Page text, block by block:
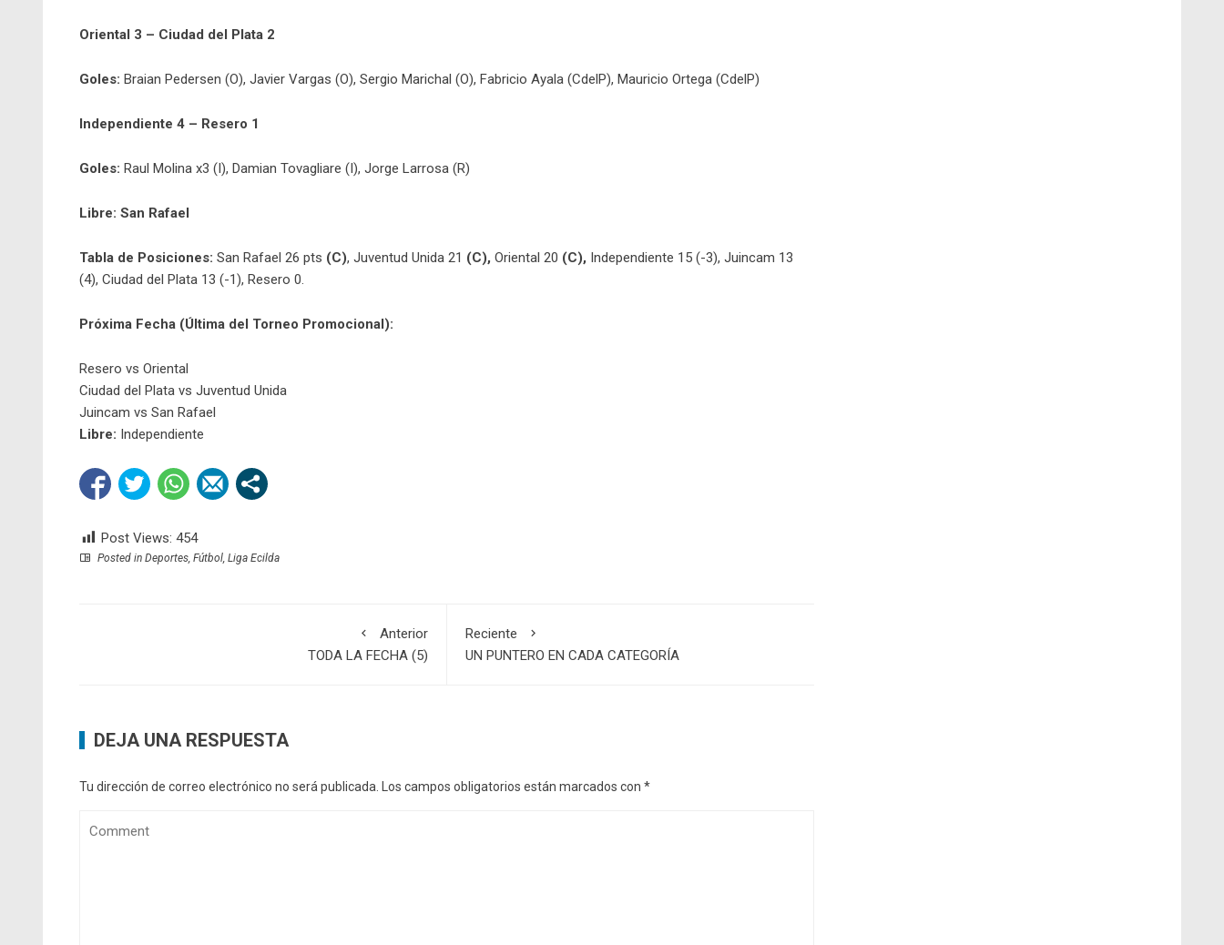
Oriental 3 – Ciudad del Plata 2
Goles: Braian Pedersen (O), Javier Vargas (O), Sergio Marichal (O), Fabricio Ayala (CdelP), Mauricio Ortega (CdelP)
Independiente 4 – Resero 1
Goles: Raul Molina x3 (I), Damian Tovagliare (I), Jorge Larrosa (R)
Libre: San Rafael
Tabla de Posiciones: San Rafael 26 pts (C), Juventud Unida 21 (C), Oriental 20 (C), Independiente 15 (-3), Juincam 13
(4), Ciudad del Plata 13 (-1), Resero 0.
Próxima Fecha (Última del Torneo Promocional):
Resero vs Oriental
Ciudad del Plata vs Juventud Unida
Juincam vs San Rafael
Libre: Independiente
Post Views: 454
Posted in Deportes, Fútbol, Liga Ecilda
Anterior
TODA LA FECHA (5)
Reciente
UN PUNTERO EN CADA CATEGORÍA
DEJA UNA RESPUESTA
Tu dirección de correo electrónico no será publicada. Los campos obligatorios están marcados con *